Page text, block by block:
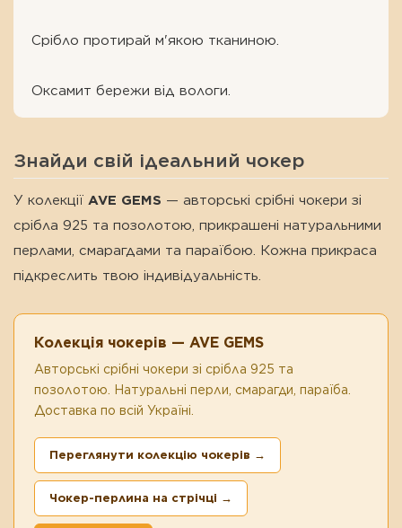
Срібло протирай м'якою тканиною.
Оксамит бережи від вологи.
Знайди свій ідеальний чокер
У колекції AVE GEMS — авторські срібні чокери зі
срібла 925 та позолотою, прикрашені натуральними
перлами, смарагдами та параїбою. Кожна прикраса
підкреслить твою індивідуальність.
Колекція чокерів — AVE GEMS
Авторські срібні чокери зі срібла 925 та
позолотою. Натуральні перли, смарагди, параїба.
Доставка по всій Україні.
Переглянути колекцію чокерів →
Чокер-перлина на стрічці →